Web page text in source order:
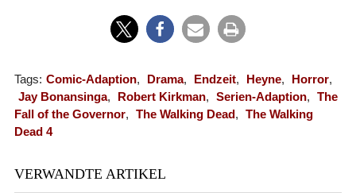
Tags: Comic-Adaption, Drama, Endzeit, Heyne, Horror,
Jay Bonansinga, Robert Kirkman, Serien-Adaption, The
Fall of the Governor, The Walking Dead, The Walking
Dead 4
VERWANDTE ARTIKEL